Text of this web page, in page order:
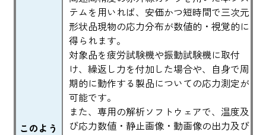
このよう
テムを用いれば、安価かつ短時間で三次元
形状品現物の応力分布が数値的・視覚的に
得られます。
対象品を疲労試験機や振動試験機に取付
け、繰返し力を付加した場合や、自身で周
期的に動作する製品についての応力測定が
可能です。
また、専用の解析ソフトウェアで、温度及
び応力数値・静止画像・動画像の出力及び